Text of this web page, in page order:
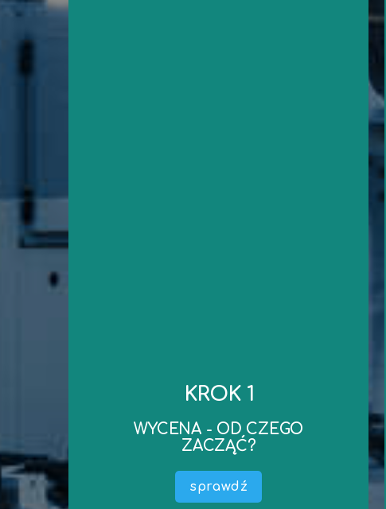
KROK 1
WYCENA - OD CZEGO
ZACZĄĆ?
sprawdź
Określić do czego wycena jest potrzebna (cel
Po ustaleniu podstawowych parametrów –
zapraszamy do kontaktu telefonicznego lub
mailowego – ustalimy koszt wyceny, termin
realizacji oraz ewentualne dokumenty niezbędne